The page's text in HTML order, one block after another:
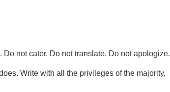
not cater. Do not translate. Do not apologize.
Write with all the privileges of the majority,